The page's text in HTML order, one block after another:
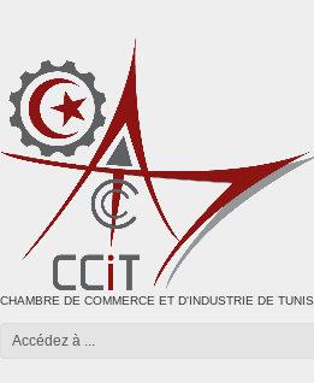
CHAMBRE DE COMMERCE ET D'INDUSTRIE DE TUNIS